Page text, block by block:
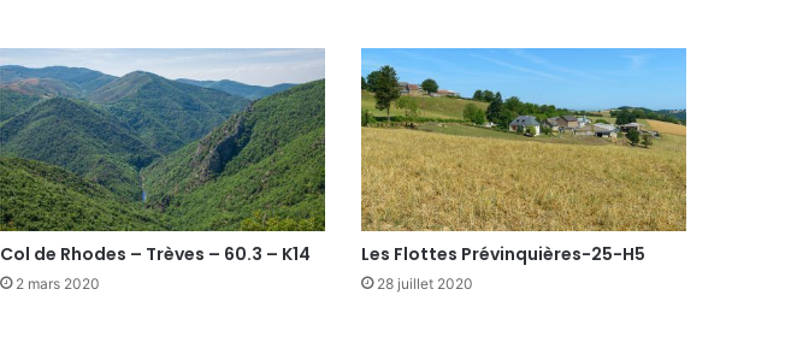
Col de Rhodes – Trèves – 60.3 – K14
2 mars 2020
Les Flottes Prévinquières-25-H5
28 juillet 2020